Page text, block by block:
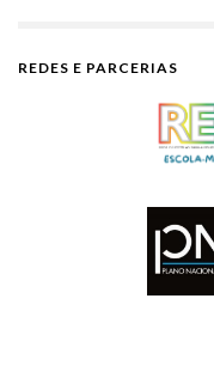
REDES E PARCERIAS